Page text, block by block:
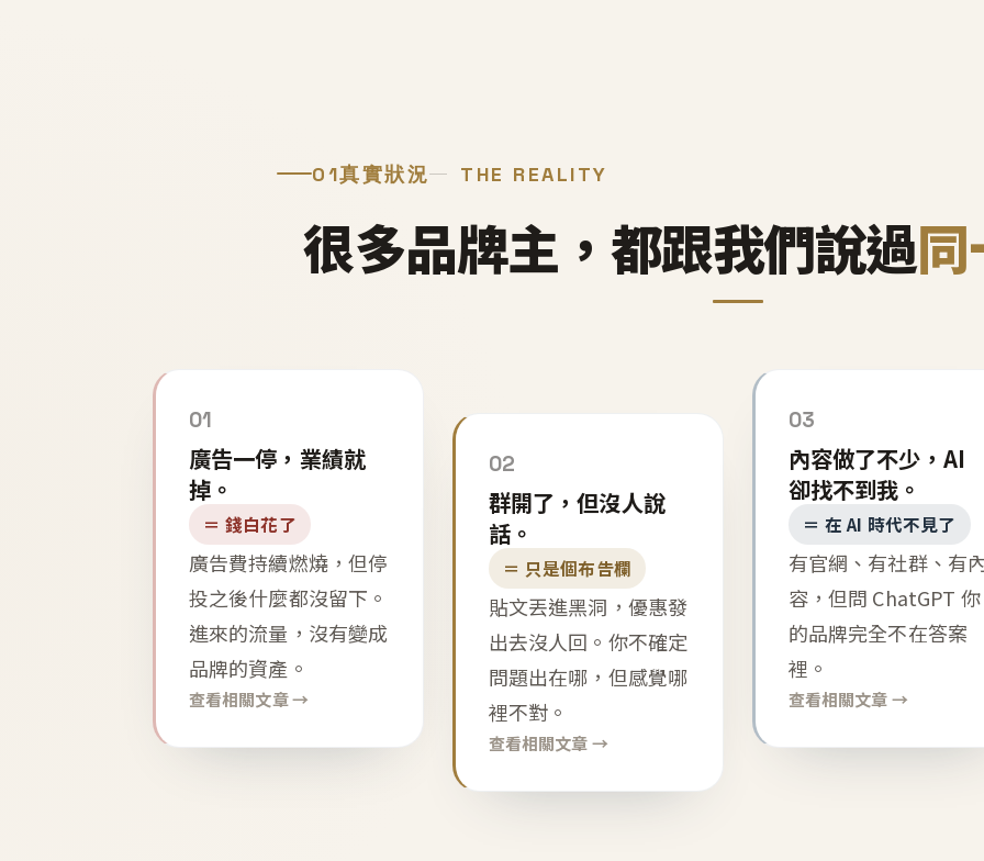
01真實狀況 THE REALITY
很多品牌主，都跟我們說過同
01
廣告一停，業績就
掉。
＝ 錢白花了
廣告費持續燃燒，但停
投之後什麼都沒留下。
進來的流量，沒有變成
品牌的資產。
查看相關文章 →
02
群開了，但沒人說
話。
＝ 只是個布告欄
貼文丟進黑洞，優惠發
出去沒人回。你不確定
問題出在哪，但感覺哪
裡不對。
查看相關文章 →
03
內容做了不少，AI
卻找不到我。
＝ 在 AI 時代不見了
有官網、有社群、有
容，但問 ChatGPT 你
的品牌完全不在答案
裡。
查看相關文章 →